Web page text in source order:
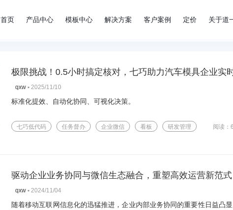
首页 产品中心 模板中心 解决方案 客户案例 定价 关于道
极限挑战！0.5小时搞定核对，七巧助力汽车模具企业实
qxw ▪ 2025/11/10
标准化提效、自动化协同、可视化决策。
七巧低代码 任务督办 企业微信 看板 研发管理 阅读：
驱动企业业务协同与微信生态融合，重塑高效运营新范式
qxw ▪ 2024/11/04
随着移动互联网信息化的迅猛推进，企业内部业务协同的重要性日益凸